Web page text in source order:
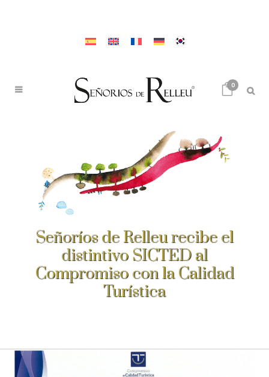
0
Señoríos de Relleu recibe el
distintivo SICTED al
Compromiso con la Calidad
Turística